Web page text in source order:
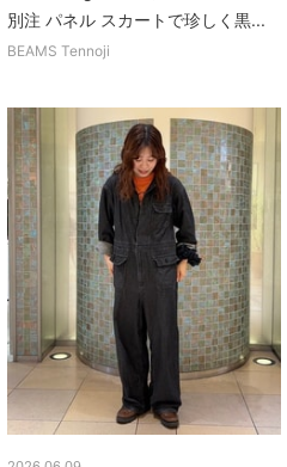
別注 パネル スカートで珍しく黒...
BEAMS Tennoji